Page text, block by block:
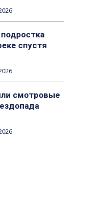
спустя
смотровые